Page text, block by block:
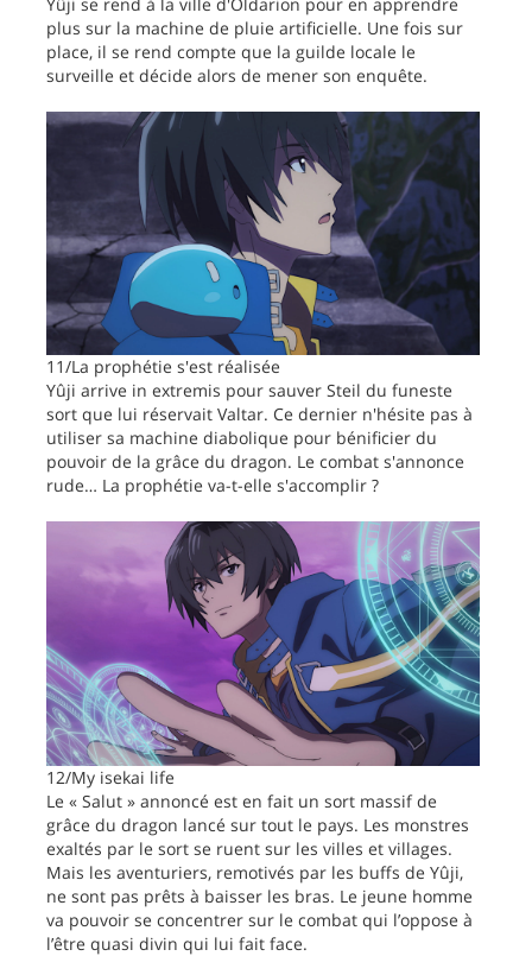
plus sur la machine de pluie artificielle. Une fois sur
place, il se rend compte que la guilde locale le
surveille et décide alors de mener son enquête.
11/La prophétie s'est réalisée
Yûji arrive in extremis pour sauver Steil du funeste
sort que lui réservait Valtar. Ce dernier n'hésite pas à
utiliser sa machine diabolique pour bénificier du
pouvoir de la grâce du dragon. Le combat s'annonce
rude… La prophétie va-t-elle s'accomplir ?
12/My isekai life
Le « Salut » annoncé est en fait un sort massif de
grâce du dragon lancé sur tout le pays. Les monstres
exaltés par le sort se ruent sur les villes et villages.
Mais les aventuriers, remotivés par les buffs de Yûji,
ne sont pas prêts à baisser les bras. Le jeune homme
va pouvoir se concentrer sur le combat qui l’oppose à
l’être quasi divin qui lui fait face.